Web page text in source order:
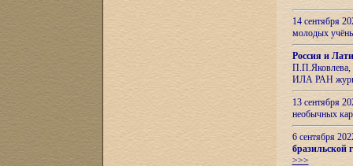
14 сентября
молодых
Россия и
П.П.Яковлева,
ИЛА РАН
13 сентября
необычных
6 сентября
бразильской
>>>